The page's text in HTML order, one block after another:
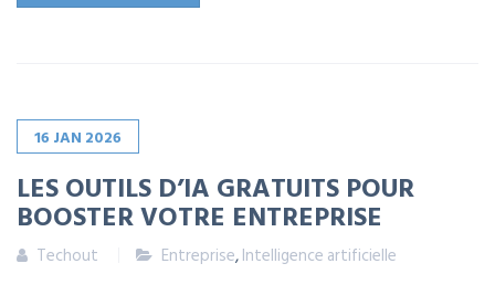
16 JAN 2026
LES OUTILS D’IA GRATUITS POUR
BOOSTER VOTRE ENTREPRISE
Techout Entreprise,Intelligence artificielle